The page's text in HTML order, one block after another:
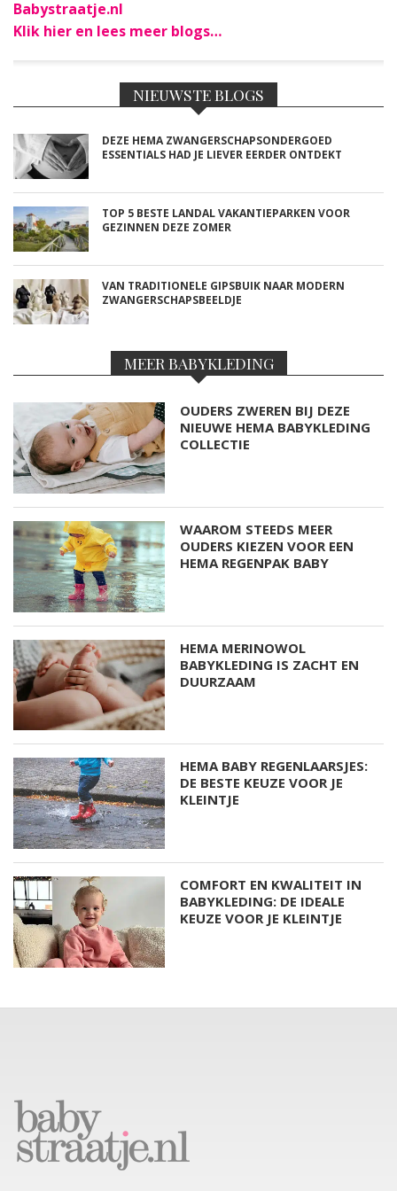
Babystraatje.nl
Klik hier en lees meer blogs…
NIEUWSTE BLOGS
DEZE HEMA ZWANGERSCHAPSONDERGOED
ESSENTIALS HAD JE LIEVER EERDER ONTDEKT
TOP 5 BESTE LANDAL VAKANTIEPARKEN VOOR
GEZINNEN DEZE ZOMER
VAN TRADITIONELE GIPSBUIK NAAR MODERN
ZWANGERSCHAPSBEELDJE
MEER BABYKLEDING
OUDERS ZWEREN BIJ DEZE
NIEUWE HEMA BABYKLEDING
COLLECTIE
WAAROM STEEDS MEER
OUDERS KIEZEN VOOR EEN
HEMA REGENPAK BABY
HEMA MERINOWOL
BABYKLEDING IS ZACHT EN
DUURZAAM
HEMA BABY REGENLAARSJES:
DE BESTE KEUZE VOOR JE
KLEINTJE
COMFORT EN KWALITEIT IN
BABYKLEDING: DE IDEALE
KEUZE VOOR JE KLEINTJE